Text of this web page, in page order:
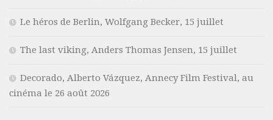
Le héros de Berlin, Wolfgang Becker, 15 juillet
The last viking, Anders Thomas Jensen, 15 juillet
Decorado, Alberto Vázquez, Annecy Film Festival, au
cinéma le 26 août 2026